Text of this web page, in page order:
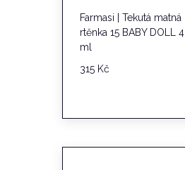
Farmasi | Tekutá matná
rtěnka 15 BABY DOLL 4
ml
315 Kč